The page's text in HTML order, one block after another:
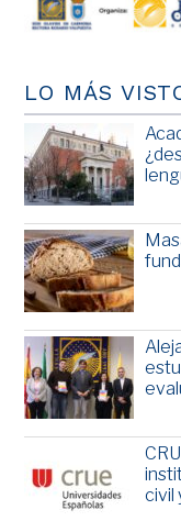
LO MÁS
civil